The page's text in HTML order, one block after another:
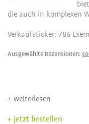
die auch in komplexen
Verkaufsticker: 786
Ausgewählte Rezensionen:
weiterlesen
jetzt bestellen